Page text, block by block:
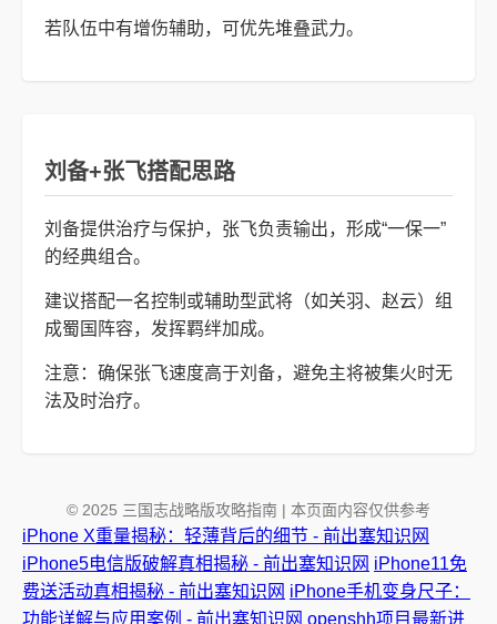
若队伍中有增伤辅助，可优先堆叠武力。
刘备+张飞搭配思路
刘备提供治疗与保护，张飞负责输出，形成“一保一”
的经典组合。
建议搭配一名控制或辅助型武将（如关羽、赵云）组
成蜀国阵容，发挥羁绊加成。
注意：确保张飞速度高于刘备，避免主将被集火时无
法及时治疗。
© 2025 三国志战略版攻略指南 | 本页面内容仅供参考
iPhone X重量揭秘：轻薄背后的细节 - 前出塞知识网
iPhone5电信版破解真相揭秘 - 前出塞知识网 iPhone11免
费送活动真相揭秘 - 前出塞知识网 iPhone手机变身尺子：
功能详解与应用案例 - 前出塞知识网 openshh项目最新进